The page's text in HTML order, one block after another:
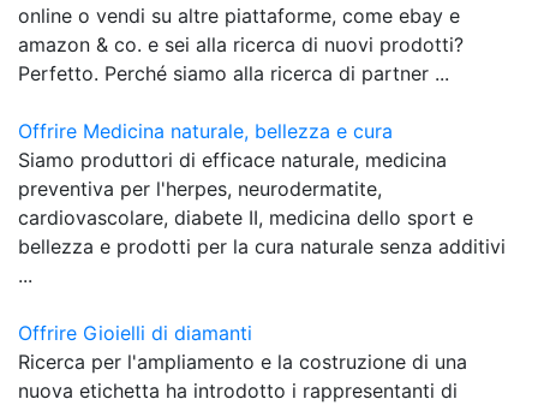
online o vendi su altre piattaforme, come ebay e
amazon & co. e sei alla ricerca di nuovi prodotti?
Perfetto. Perché siamo alla ricerca di partner ...
Offrire Medicina naturale, bellezza e cura
Siamo produttori di efficace naturale, medicina
preventiva per l'herpes, neurodermatite,
cardiovascolare, diabete II, medicina dello sport e
bellezza e prodotti per la cura naturale senza additivi
...
Offrire Gioielli di diamanti
Ricerca per l'ampliamento e la costruzione di una
nuova etichetta ha introdotto i rappresentanti di